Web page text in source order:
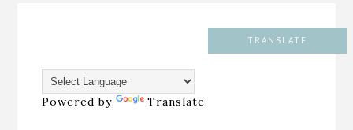
TRANSLATE
Powered by Translate